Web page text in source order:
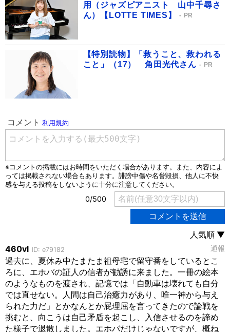
用（ジャズピアニスト 山中千尋さ
ん）【LOTTE TIMES】
PR
【特別読物】「救うこと、救われる
こと」（17） 角田光代さん
PR